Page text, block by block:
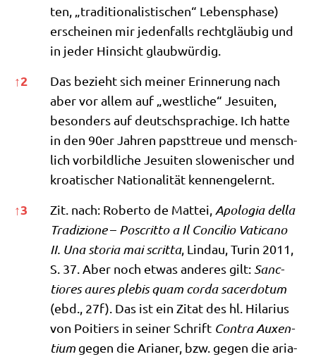
ten, „tra­di­tio­na­li­sti­schen“ Lebens­pha­se)
erschei­nen mir jeden­falls recht­gläu­big und
in jeder Hin­sicht glaubwürdig.
↑2
Das bezieht sich mei­ner Erin­ne­rung nach
aber vor allem auf „west­li­che“ Jesui­ten,
beson­ders auf deutsch­spra­chi­ge. Ich hat­te
in den 90er Jah­ren papst­treue und mensch­
lich vor­bild­li­che Jesui­ten slo­we­ni­scher und
kroa­ti­scher Natio­na­li­tät kennengelernt.
↑3 Zit. nach: Rober­to de Mat­tei, Apo­lo­gia del­la
Tra­di­zio­ne– Poscritto a Il Con­ci­lio Vati­ca­no
II. Una sto­ria mai scrit­ta, Lin­dau, Turin 2011,
S. 37. Aber noch etwas ande­res gilt: Sanc­
tiores aures ple­bis quam corda sacer­do­tum
(ebd., 27f). Das ist ein Zitat des hl. Hila­ri­us
von Poi­tiers in sei­ner Schrift Con­tra Auxen­
ti­um gegen die Aria­ner, bzw. gegen die aria­